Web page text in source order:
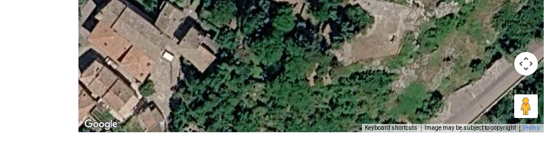
Keyboard shortcuts Image may be subject to copyright Terms